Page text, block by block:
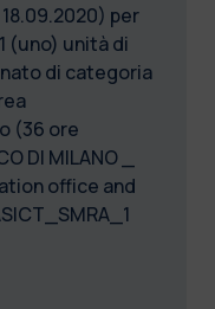
per
(uno) unità di
di categoria
(36 ore
DI MILANO _
office and